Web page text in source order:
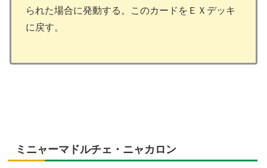
られた場合に発動する。このカードをＥＸデッキ
に戻す。
ミニャーマドルチェ・ニャカロン